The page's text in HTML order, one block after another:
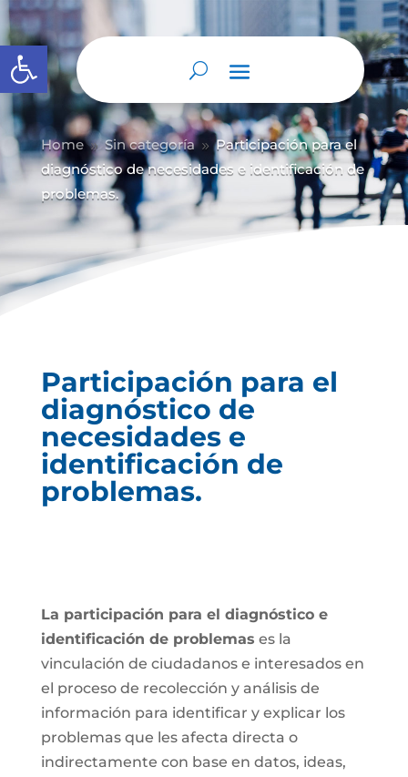
Abrir barra de herramientas
Home 9 Sin categoría 9 Participación para el
diagnóstico de necesidades e identificación de
problemas.
Participación para el
diagnóstico de
necesidades e
identificación de
problemas.
La participación para el diagnóstico e
identificación de problemas es la
vinculación de ciudadanos e interesados en
el proceso de recolección y análisis de
información para identificar y explicar los
problemas que les afecta directa o
indirectamente con base en datos, ideas,